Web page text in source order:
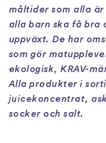
måltider som alla
alla barn ska få bra
uppväxt. De har
som gör
ekologisk, KRAV-
Alla produkter i
juicekoncentrat,
socker och salt.